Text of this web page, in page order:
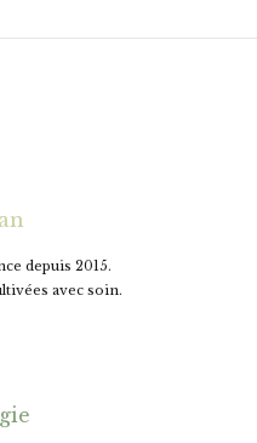
depuis 2015.
avec soin.